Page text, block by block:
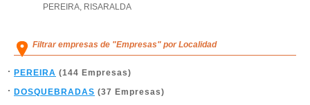
PEREIRA, RISARALDA
Filtrar empresas de "Empresas" por Localidad
PEREIRA (144 Empresas)
DOSQUEBRADAS (37 Empresas)